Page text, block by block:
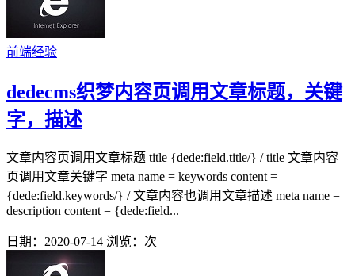
前端经验
dedecms织梦内容页调用文章标题，关键
字，描述
文章内容页调用文章标题 title {dede:field.title/} / title 文章内容
页调用文章关键字 meta name = keywords content =
{dede:field.keywords/} / 文章内容也调用文章描述 meta name =
description content = {dede:field...
日期：2020-07-14 浏览： 次